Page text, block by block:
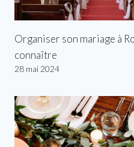
Organiser son mariage à
connaître
28 mai 2024